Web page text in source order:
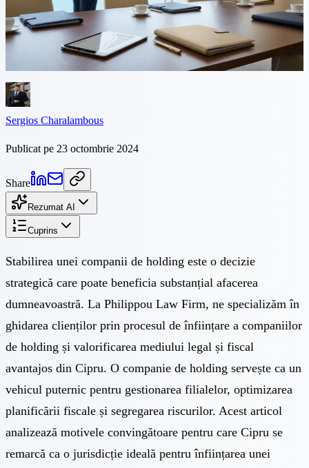
Înființarea unei companii holding este o decizie strategică care poate
aduce beneficii substanțiale afacerii dumneavoastră. La Philippou
Law Firm, ne specializăm în ghidarea clienților prin proces...
Sergios Charalambous
Publicat pe 23 octombrie 2024
Share
Rezumat AI
Cuprins
Stabilirea unei companii de holding este o decizie
strategică care poate beneficia substanțial afacerea
dumneavoastră. La Philippou Law Firm, ne specializăm în
ghidarea clienților prin procesul de înființare a companiilor
de holding și valorificarea mediului legal și fiscal
avantajos din Cipru. O companie de holding servește ca un
vehicul puternic pentru gestionarea filialelor, optimizarea
planificării fiscale și segregarea riscurilor. Acest articol
analizează motivele convingătoare pentru care Cipru se
remarcă ca o jurisdicție ideală pentru înființarea unei